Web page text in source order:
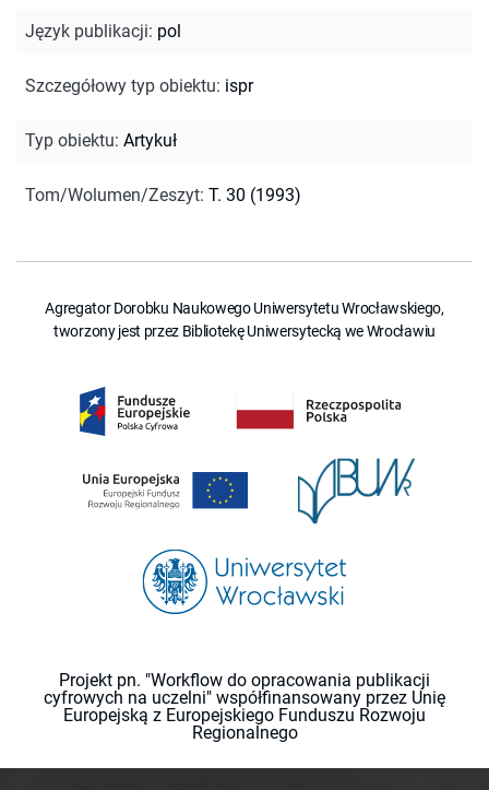
Język publikacji: pol
Szczegółowy typ obiektu: ispr
Typ obiektu: Artykuł
Tom/Wolumen/Zeszyt: T. 30 (1993)
Agregator Dorobku Naukowego Uniwersytetu Wrocławskiego,
tworzony jest przez Bibliotekę Uniwersytecką we Wrocławiu
Projekt pn. "Workflow do opracowania publikacji
cyfrowych na uczelni" współfinansowany przez Unię
Europejską z Europejskiego Funduszu Rozwoju
Regionalnego